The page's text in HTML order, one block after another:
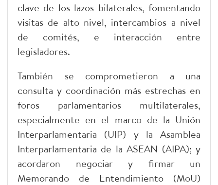
clave de los lazos bilaterales, fomentando
visitas de alto nivel, intercambios a nivel
de comités, e interacción entre
legisladores.
También se comprometieron a una
consulta y coordinación más estrechas en
foros parlamentarios multilaterales,
especialmente en el marco de la Unión
Interparlamentaria (UIP) y la Asamblea
Interparlamentaria de la ASEAN (AIPA); y
acordaron negociar y firmar un
Memorando de Entendimiento (MoU)